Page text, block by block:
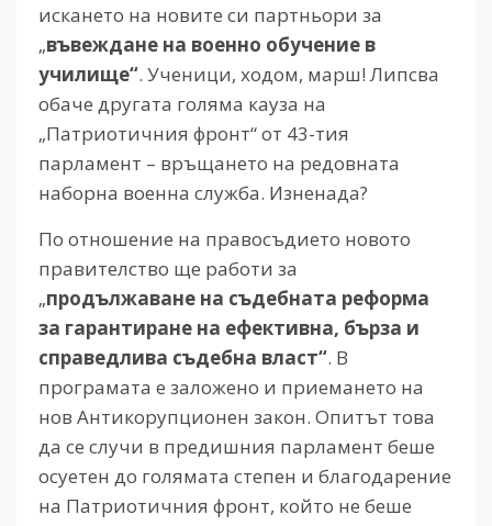
искането на новите си партньори за
„въвеждане на военно обучение в
училище“. Ученици, ходом, марш! Липсва
обаче другата голяма кауза на
„Патриотичния фронт“ от 43-тия
парламент – връщането на редовната
наборна военна служба. Изненада?
По отношение на правосъдието новото
правителство ще работи за
„продължаване на съдебната реформа
за гарантиране на ефективна, бърза и
справедлива съдебна власт“. В
програмата е заложено и приемането на
нов Антикорупционен закон. Опитът това
да се случи в предишния парламент беше
осуетен до голямата степен и благодарение
на Патриотичния фронт, който не беше